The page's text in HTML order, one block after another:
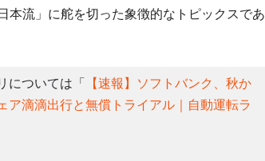
本流」に舵を切った象徴的なトピックスであ
については「
【速報】ソフトバンク、秋か
滴滴出行と無償トライアル｜自動運転ラ